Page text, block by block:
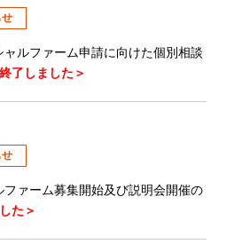
せ
ルファーム申請に向けた個別相談
了しました＞
せ
ァーム募集開始及び説明会開催の
た＞